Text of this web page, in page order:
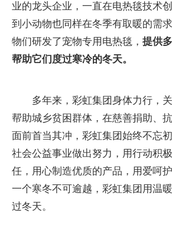
业的龙头企业，一直在电热毯技术
到小动物也同样在冬季有取暖的需
物们研发了宠物专用电热毯， 提供
帮助它们度过寒冷的冬天。
多年来，彩虹集团身体力行，
帮助城乡贫困群体，在慈善捐助、
面前首当其冲，彩虹集团始终不忘
社会公益事业做出努力，用行动积
任，用心制造优质的产品，用爱呵
一个寒冬不可逾越，彩虹集团用温
过冬天。